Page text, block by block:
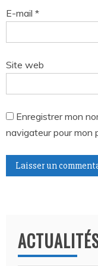
E-mail *
Site web
Enregistrer mon
navigateur pour mon